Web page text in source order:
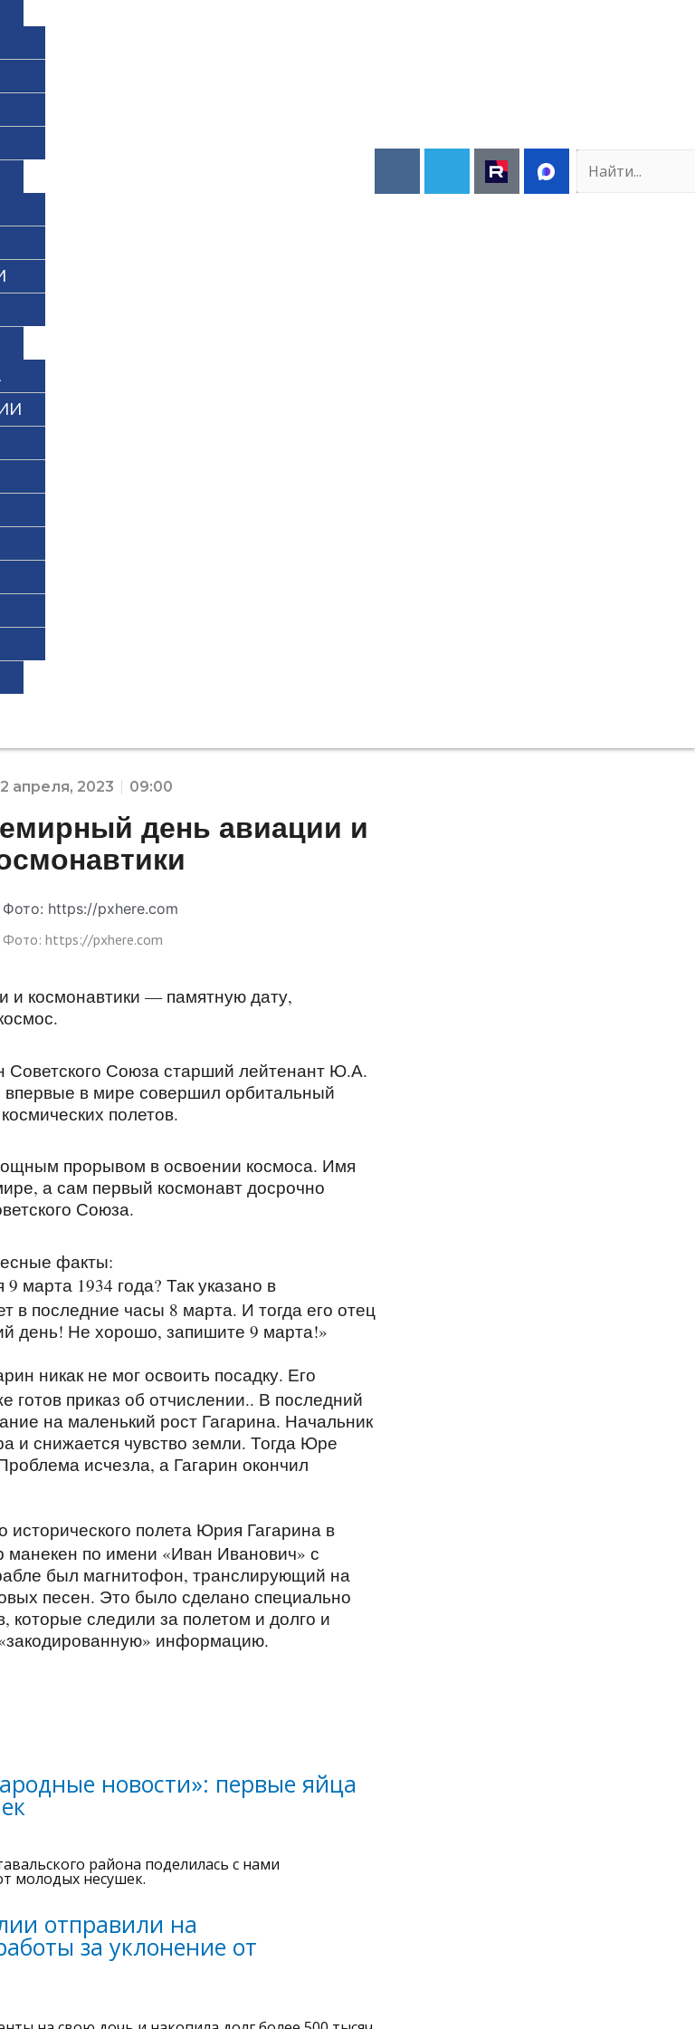
апреля, 2023 09:00
день авиации и
Фото: https://pxhere.com
и космонавтики — памятную дату,
Советского Союза старший лейтенант Ю.А.
впервые в мире совершил орбитальный
полетов.
прорывом в освоении космоса. Имя
а сам первый космонавт досрочно
Союза.
факты:
марта 1934 года? Так указано в
в последние часы 8 марта. И тогда его отец
день! Не хорошо, запишите 9 марта!»
никак не мог освоить посадку. Его
приказ об отчислении.. В последний
на маленький рост Гагарина. Начальник
и снижается чувство земли. Тогда Юре
исчезла, а Гагарин окончил
исторического полета Юрия Гагарина в
по имени «Иван Иванович» с
был магнитофон, транслирующий на
песен. Это было сделано специально
которые следили за полетом и долго и
информацию.
новости»: первые яйца
района поделилась с нами
молодых несушек.
отправили на
за уклонение от